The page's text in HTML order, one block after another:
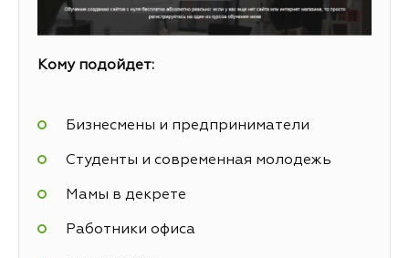
Кому подойдет:
Бизнесмены и предприниматели
Студенты и современная молодежь
Мамы в декрете
Работники офиса